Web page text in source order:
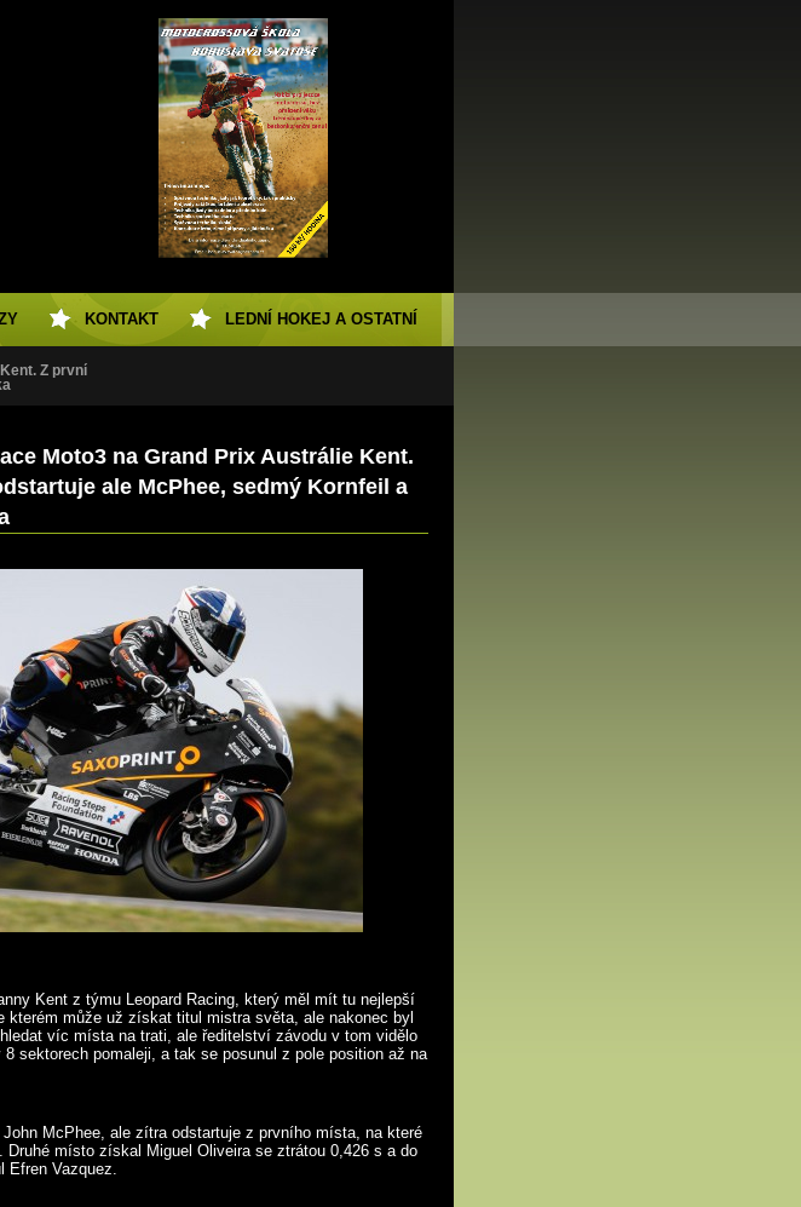
Z první
Moto3 na Grand Prix Austrálie Kent.
ale McPhee, sedmý Kornfeil a
Kent z týmu Leopard Racing, který měl mít tu nejlepší
kterém může už získat titul mistra světa, ale nakonec byl
víc místa na trati, ale ředitelství závodu v tom vidělo
sektorech pomaleji, a tak se posunul z pole position až na
McPhee, ale zítra odstartuje z prvního místa, na které
Druhé místo získal Miguel Oliveira se ztrátou 0,426 s a do
Efren Vazquez.
KONTAKT LEDNÍ HOKEJ A OSTATNÍ